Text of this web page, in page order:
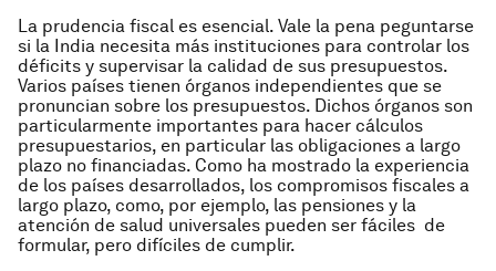
La prudencia fiscal es esencial. Vale la pena peguntarse
si la India necesita más instituciones para controlar los
déficits y supervisar la calidad de sus presupuestos.
Varios países tienen órganos independientes que se
pronuncian sobre los presupuestos. Dichos órganos son
particularmente importantes para hacer cálculos
presupuestarios, en particular las obligaciones a largo
plazo no financiadas. Como ha mostrado la experiencia
de los países desarrollados, los compromisos fiscales a
largo plazo, como, por ejemplo, las pensiones y la
atención de salud universales pueden ser fáciles de
formular, pero difíciles de cumplir.